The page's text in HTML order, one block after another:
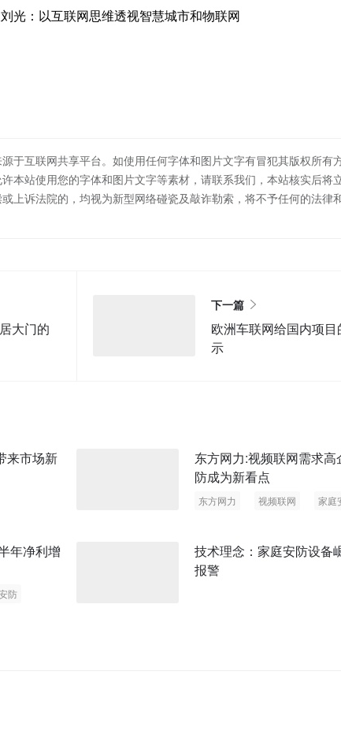
光：以互联网思维透视智慧城市和物联网
于互联网共享平台。如使用任何字体和图片文字有冒犯其版权所有
本站使用您的字体和图片文字等素材，请联系我们，本站核实后将
上诉法院的，均视为新型网络碰瓷及敲诈勒索，将不予任何的法律
大门的
下一篇
欧洲车联网给国内项目
示
来市场新
东方网力:视频联网需求高
防成为新看点
东方网力 视频联网 家庭
防
技术理念：家庭安防设备
报警